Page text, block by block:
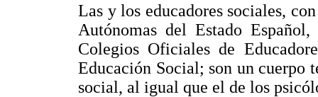
Las y los educadores sociales,
Autónomas del Estado
Colegios Oficiales de
Educación Social; son un cuerpo
social, al igual que el de los